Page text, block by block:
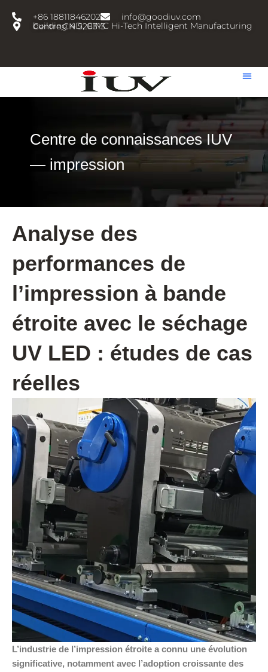
+86 18811846202
info@goodiuv.com
building 4D, CIMC Hi-Tech Intelligent Manufacturing Centre,CN 528313
Centre de connaissances IUV
— impression
Analyse des
performances de
l’impression à bande
étroite avec le séchage
UV LED : études de cas
réelles
L’industrie de l’impression étroite a connu une évolution
significative, notamment avec l’adoption croissante des